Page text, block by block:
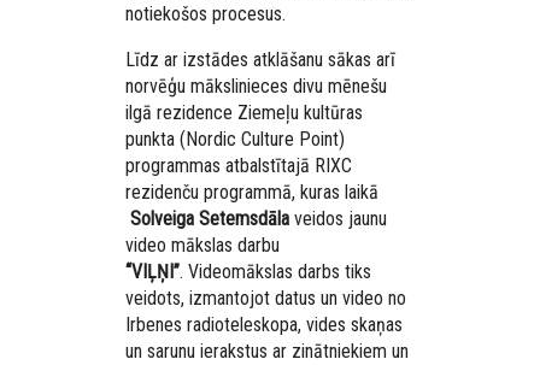
notiekošos procesus.
Līdz ar izstādes atklāšanu sākas arī
norvēģu mākslinieces divu mēnešu
ilgā rezidence Ziemeļu kultūras
punkta (Nordic Culture Point)
programmas atbalstītajā RIXC
rezidenču programmā, kuras laikā
Solveiga Setemsdāla veidos jaunu
video mākslas darbu
“VIĻŅI”. Videomākslas darbs tiks
veidots, izmantojot datus un video no
Irbenes radioteleskopa, vides skaņas
un sarunu ierakstus ar zinātniekiem un